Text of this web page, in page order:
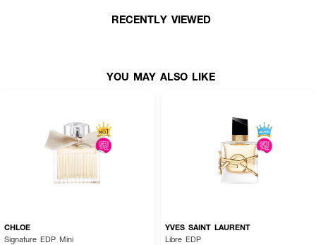
Blossom Absolute) ที่มอบความเนียนละเอียดดุจแพรไหม
RECENTLY VIEWED
YOU MAY ALSO LIKE
CHLOE
Signature EDP Mini
YVES SAINT LAURENT
Libre EDP